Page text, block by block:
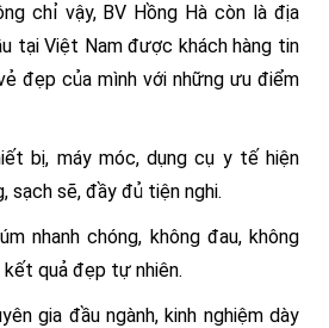
chỉ vậy, BV Hồng Hà còn là địa
tại Việt Nam được khách hàng tin
đẹp của mình với những ưu điểm
bị, máy móc, dụng cụ y tế hiện
sạch sẽ, đầy đủ tiện nghi.
nhanh chóng, không đau, không
quả đẹp tự nhiên.
gia đầu ngành, kinh nghiệm dày